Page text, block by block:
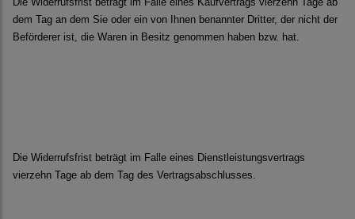
dem Tag an dem Sie oder ein von Ihnen benannter Dritter, der nicht der
Beförderer ist, die Waren in Besitz genommen haben bzw. hat.
Die Widerrufsfrist beträgt im Falle eines Dienstleistungsvertrags
vierzehn Tage ab dem Tag des Vertragsabschlusses.